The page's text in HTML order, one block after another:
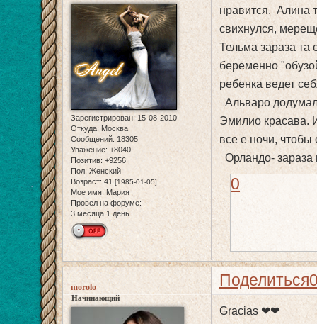
Зарегистрирован: 15-08-2010
Откуда: Москва
Сообщений: 18305
Уважение: +8040
Позитив: +9256
Пол: Женский
Возраст: 41 [1985-01-05]
Мое имя: Мария
Провел на форуме:
3 месяца 1 день
нравится. Алина
свихнулся,
Тельма зараза та
беременно
ребенка ведет
Альваро
Эмилио красава.
все е ночи,
Орландо- зараза
0
Поделиться
morolo
Начинающий
Gracias ❤❤